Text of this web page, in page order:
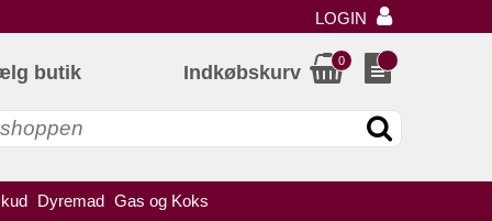
LOGIN
butik
Dyremad Gas og Koks
Indkøbskurv
0